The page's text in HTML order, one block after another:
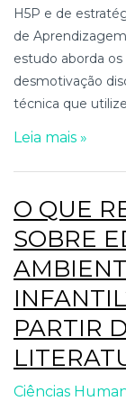
H5P e de
de
estudo aborda os
desmotivação
técnica que
Leia mais »
O QUE
SOBRE
PARTIR
Ciências